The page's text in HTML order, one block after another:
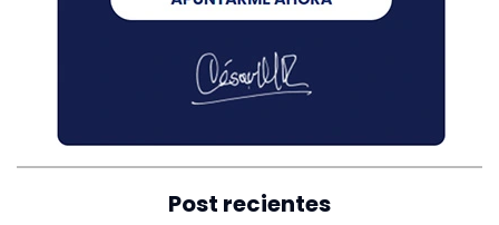
Post recientes